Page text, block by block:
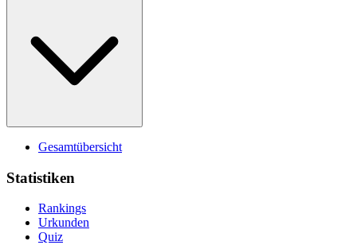
Gesamtübersicht
Statistiken
Rankings
Urkunden
Quiz